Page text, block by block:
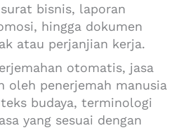
bisnis, laporan
hingga dokumen
atau perjanjian kerja.
otomatis, jasa
oleh penerjemah manusia
budaya, terminologi
yang sesuai dengan